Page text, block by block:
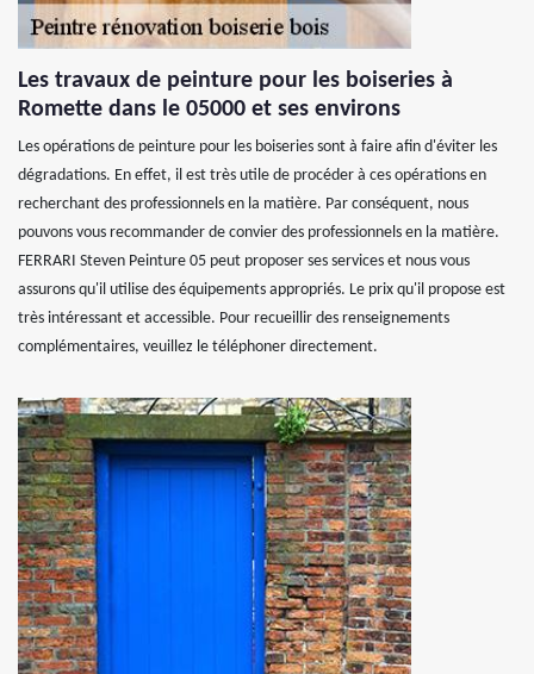
Les travaux de peinture pour les boiseries à
Romette dans le 05000 et ses environs
Les opérations de peinture pour les boiseries sont à faire afin d'éviter les
dégradations. En effet, il est très utile de procéder à ces opérations en
recherchant des professionnels en la matière. Par conséquent, nous
pouvons vous recommander de convier des professionnels en la matière.
FERRARI Steven Peinture 05 peut proposer ses services et nous vous
assurons qu'il utilise des équipements appropriés. Le prix qu'il propose est
très intéressant et accessible. Pour recueillir des renseignements
complémentaires, veuillez le téléphoner directement.